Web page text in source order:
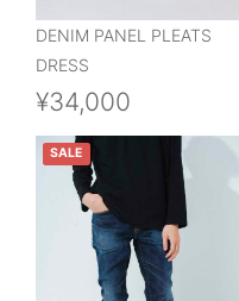
DENIM PANEL PLEATS
DRESS
¥34,000
SALE